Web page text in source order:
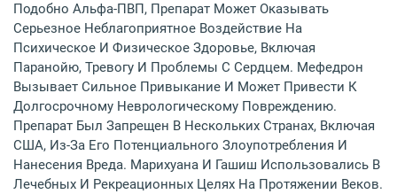
Подобно Альфа-ПВП, Препарат Может Оказывать
Серьезное Неблагоприятное Воздействие На
Психическое И Физическое Здоровье, Включая
Паранойю, Тревогу И Проблемы С Сердцем. Мефедрон
Вызывает Сильное Привыкание И Может Привести К
Долгосрочному Неврологическому Повреждению.
Препарат Был Запрещен В Нескольких Странах, Включая
США, Из-За Его Потенциального Злоупотребления И
Нанесения Вреда. Марихуана И Гашиш Использовались В
Лечебных И Рекреационных Целях На Протяжении Веков.